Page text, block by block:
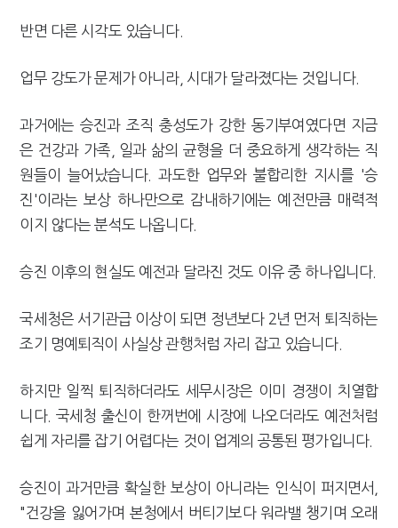
반면 다른 시각도 있습니다.
업무 강도가 문제가 아니라, 시대가 달라졌다는 것입니다.
과거에는 승진과 조직 충성도가 강한 동기부여였다면 지금
은 건강과 가족, 일과 삶의 균형을 더 중요하게 생각하는 직
원들이 늘어났습니다. 과도한 업무와 불합리한 지시를 '승
진'이라는 보상 하나만으로 감내하기에는 예전만큼 매력적
이지 않다는 분석도 나옵니다.
승진 이후의 현실도 예전과 달라진 것도 이유 중 하나입니다.
국세청은 서기관급 이상이 되면 정년보다 2년 먼저 퇴직하는
조기 명예퇴직이 사실상 관행처럼 자리 잡고 있습니다.
하지만 일찍 퇴직하더라도 세무시장은 이미 경쟁이 치열합
니다. 국세청 출신이 한꺼번에 시장에 나오더라도 예전처럼
쉽게 자리를 잡기 어렵다는 것이 업계의 공통된 평가입니다.
승진이 과거만큼 확실한 보상이 아니라는 인식이 퍼지면서,
"건강을 잃어가며 본청에서 버티기보다 워라밸 챙기며 오래